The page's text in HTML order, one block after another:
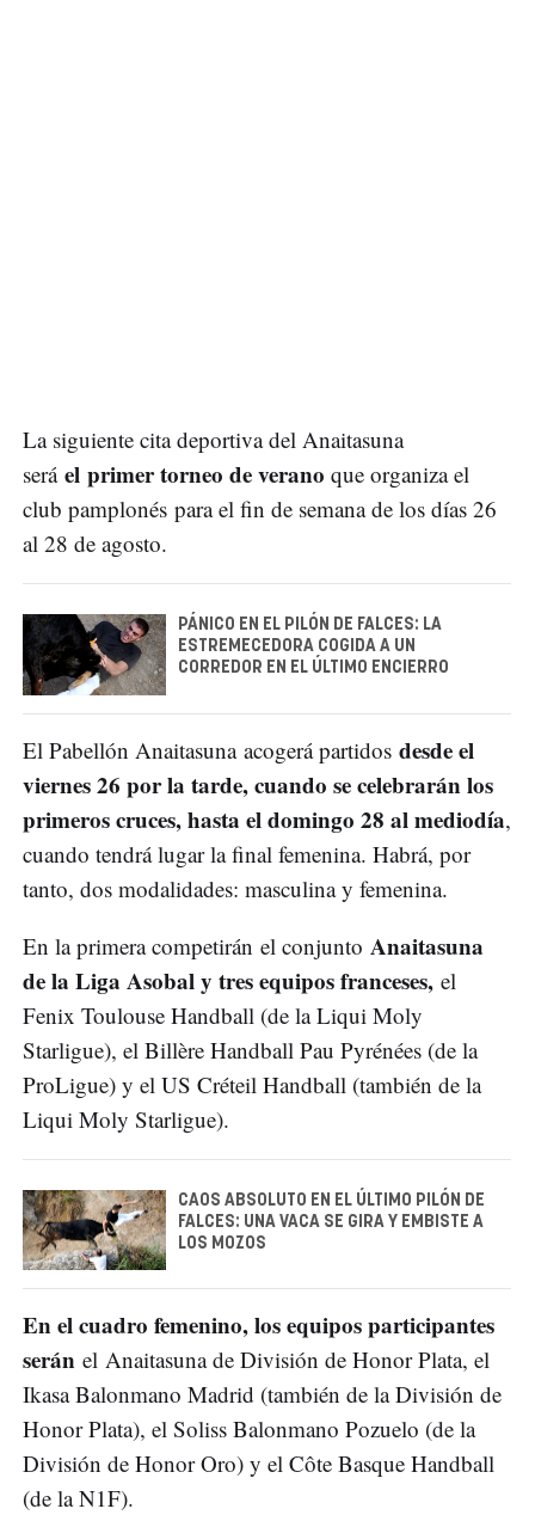
La siguiente cita deportiva del Anaitasuna
será el primer torneo de verano que organiza el
club pamplonés para el fin de semana de los días 26
al 28 de agosto.
PÁNICO EN EL PILÓN DE FALCES: LA
ESTREMECEDORA COGIDA A UN
CORREDOR EN EL ÚLTIMO ENCIERRO
El Pabellón Anaitasuna acogerá partidos desde el
viernes 26 por la tarde, cuando se celebrarán los
primeros cruces, hasta el domingo 28 al mediodía,
cuando tendrá lugar la final femenina. Habrá, por
tanto, dos modalidades: masculina y femenina.
En la primera competirán el conjunto Anaitasuna
de la Liga Asobal y tres equipos franceses, el
Fenix Toulouse Handball (de la Liqui Moly
Starligue), el Billère Handball Pau Pyrénées (de la
ProLigue) y el US Créteil Handball (también de la
Liqui Moly Starligue).
CAOS ABSOLUTO EN EL ÚLTIMO PILÓN DE
FALCES: UNA VACA SE GIRA Y EMBISTE A
LOS MOZOS
En el cuadro femenino, los equipos participantes
serán el Anaitasuna de División de Honor Plata, el
Ikasa Balonmano Madrid (también de la División de
Honor Plata), el Soliss Balonmano Pozuelo (de la
División de Honor Oro) y el Côte Basque Handball
(de la N1F).